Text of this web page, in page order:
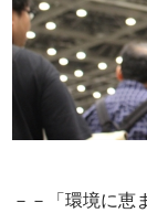
－－「環境に恵